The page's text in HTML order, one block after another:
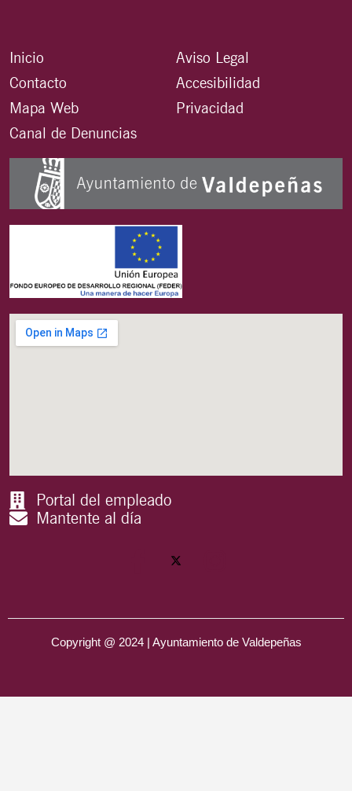
Inicio
Contacto
Mapa Web
Canal de Denuncias
Aviso Legal
Accesibilidad
Privacidad
Portal del empleado
Mantente al día
Copyright @ 2024 | Ayuntamiento de Valdepeñas